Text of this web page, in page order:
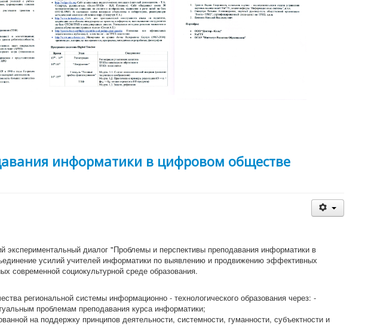
информатики в цифровом обществе
экспериментальный диалог "Проблемы и перспективы преподавания информатики в
усилий учителей информатики по выявлению и продвижению эффективных
современной социокультурной среде образования.
региональной системы информационно - технологического образования через: -
проблемам преподавания курса информатики;
на поддержку принципов деятельности, системности, гуманности, субъектности и